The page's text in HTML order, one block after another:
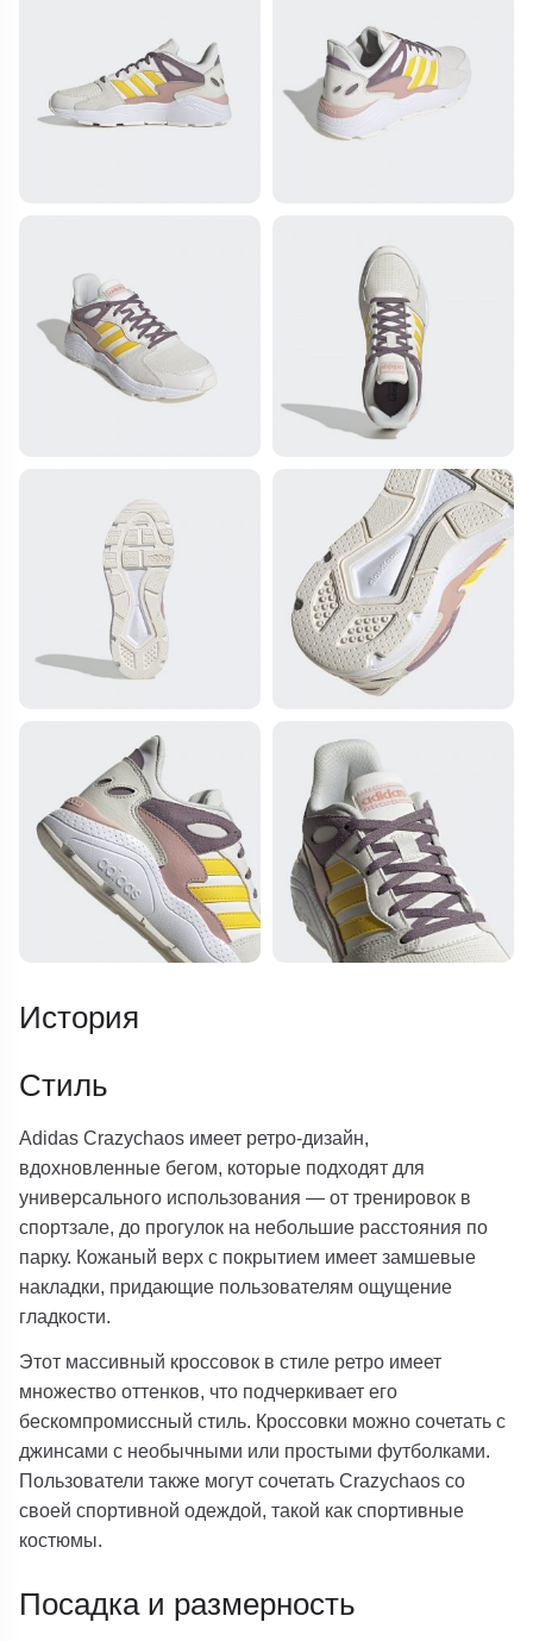
История
Стиль
Adidas Crazychaos имеет ретро-дизайн,
вдохновленные бегом, которые подходят для
универсального использования — от тренировок в
спортзале, до прогулок на небольшие расстояния по
парку. Кожаный верх с покрытием имеет замшевые
накладки, придающие пользователям ощущение
гладкости.
Этот массивный кроссовок в стиле ретро имеет
множество оттенков, что подчеркивает его
бескомпромиссный стиль. Кроссовки можно сочетать с
джинсами с необычными или простыми футболками.
Пользователи также могут сочетать Crazychaos со
своей спортивной одеждой, такой как спортивные
костюмы.
Посадка и размерность